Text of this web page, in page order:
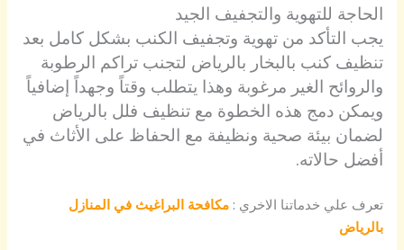
الحاجة للتهوية والتجفيف الجيد
يجب التأكد من تهوية وتجفيف الكنب بشكل كامل بعد
تنظيف كنب بالبخار بالرياض لتجنب تراكم الرطوبة
والروائح الغير مرغوبة وهذا يتطلب وقتاً وجهداً إضافياً
ويمكن دمج هذه الخطوة مع تنظيف فلل بالرياض
لضمان بيئة صحية ونظيفة مع الحفاظ على الأثاث في
أفضل حالاته.
تعرف علي خدماتنا الاخري :مكافحة البراغيث في المنازل
بالرياض